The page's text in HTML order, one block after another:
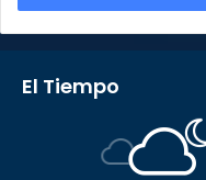
El Tiempo